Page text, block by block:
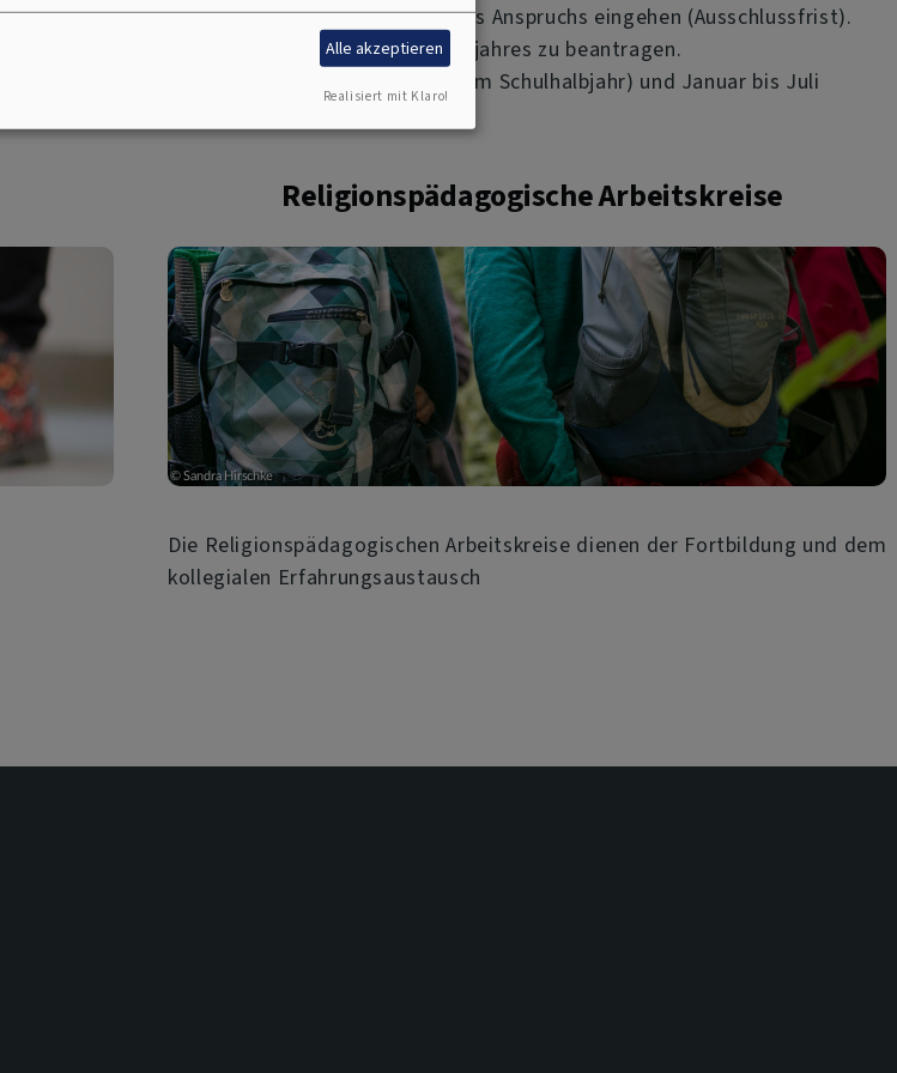
Ablauf eines Jahres seit dem Entstehen des Anspruchs eingehen (Ausschlussfrist).
nun zwingend innerhalb eines Kalenderjahres zu beantragen.
September bis Dezember (nicht wie bisher zum Schulhalbjahr) und Januar bis Juli
Religionspädagogische Arbeitskreise
Die Religionspädagogischen Arbeitskreise dienen der Fortbildung und dem
kollegialen Erfahrungsaustausch
Alle akzeptieren
Realisiert mit Klaro!